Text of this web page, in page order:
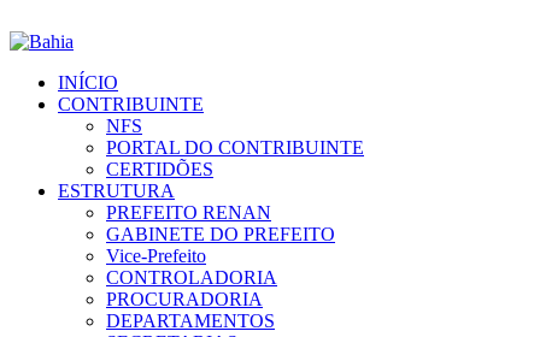
INÍCIO
CONTRIBUINTE
NFS
PORTAL DO CONTRIBUINTE
CERTIDÕES
ESTRUTURA
PREFEITO RENAN
GABINETE DO PREFEITO
Vice-Prefeito
CONTROLADORIA
PROCURADORIA
DEPARTAMENTOS